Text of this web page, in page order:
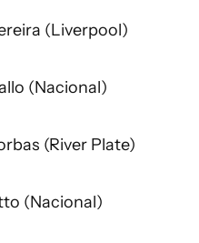
(Liverpool)
(Nacional)
(River Plate)
(Nacional)